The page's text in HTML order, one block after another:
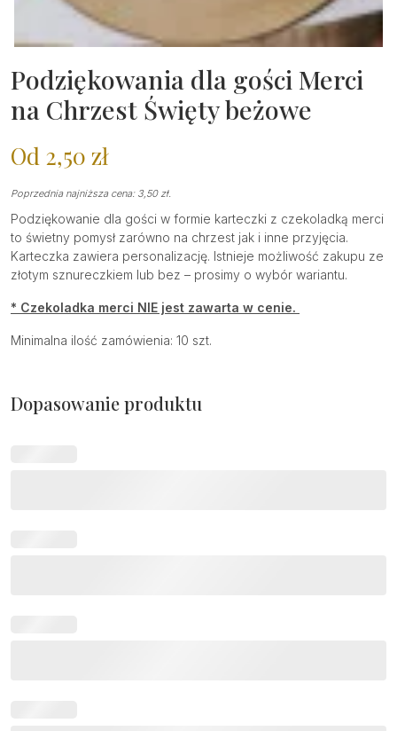
Podziękowania dla gości Merci
na Chrzest Święty beżowe
Od 2,50 zł
Poprzednia najniższa cena: 3,50 zł.
Podziękowanie dla gości w formie karteczki z czekoladką merci
to świetny pomysł zarówno na chrzest jak i inne przyjęcia.
Karteczka zawiera personalizację. Istnieje możliwość zakupu ze
złotym sznureczkiem lub bez – prosimy o wybór wariantu.
* Czekoladka merci NIE jest zawarta w cenie.
Minimalna ilość zamówienia: 10 szt.
Dopasowanie produktu